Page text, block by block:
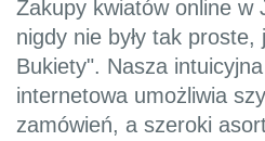
Zakupy kwiatów online w
nigdy nie były tak proste,
Bukiety". Nasza
internetowa umożliwia
zamówień, a szeroki